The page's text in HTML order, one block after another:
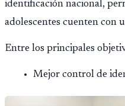
identificación nacional,
adolescentes cuenten con
Entre los principales
Mejor control de